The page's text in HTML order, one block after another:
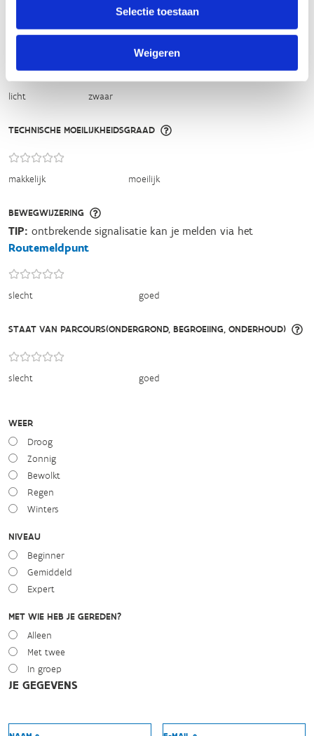
Selectie toestaan
Weigeren
goed
licht zwaar
TECHNISCHE MOEILIJKHEIDSGRAAD
makkelijk moeilijk
BEWEGWIJZERING
slecht goed
TIP: ontbrekende signalisatie kan je melden via het
Routemeldpunt
STAAT VAN PARCOURS(ONDERGROND, BEGROEIING, ONDERHOUD)
slecht goed
WEER
Droog
Zonnig
Bewolkt
Regen
Winters
NIVEAU
Beginner
Gemiddeld
Expert
MET WIE HEB JE GEREDEN?
Alleen
Met twee
In groep
JE GEGEVENS